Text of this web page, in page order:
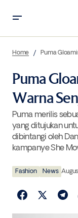
Home Puma
Puma
Warna
Puma merilis
yang ditujukan
dibintangi oleh
kampanye She
Fashion News